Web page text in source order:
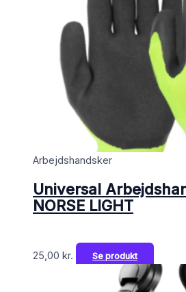
Arbejdshandsker
Universal
NORSE LIGHT
25,00 kr. Se produkt